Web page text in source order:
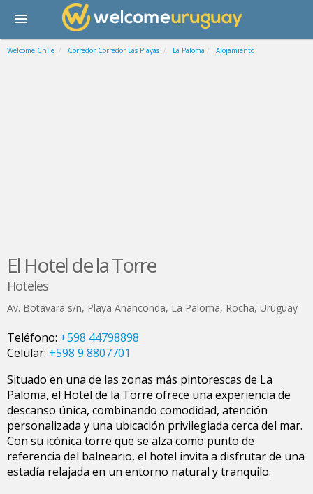
Welcome Chile Corredor Corredor Las Playas La Paloma Alojamiento
El Hotel de la Torre
Hoteles
Av. Botavara s/n, Playa Ananconda, La Paloma, Rocha, Uruguay
Teléfono: +598 44798898
Celular: +598 9 8807701
Situado en una de las zonas más pintorescas de La
Paloma, el Hotel de la Torre ofrece una experiencia de
descanso única, combinando comodidad, atención
personalizada y una ubicación privilegiada cerca del mar.
Con su icónica torre que se alza como punto de
referencia del balneario, el hotel invita a disfrutar de una
estadía relajada en un entorno natural y tranquilo.